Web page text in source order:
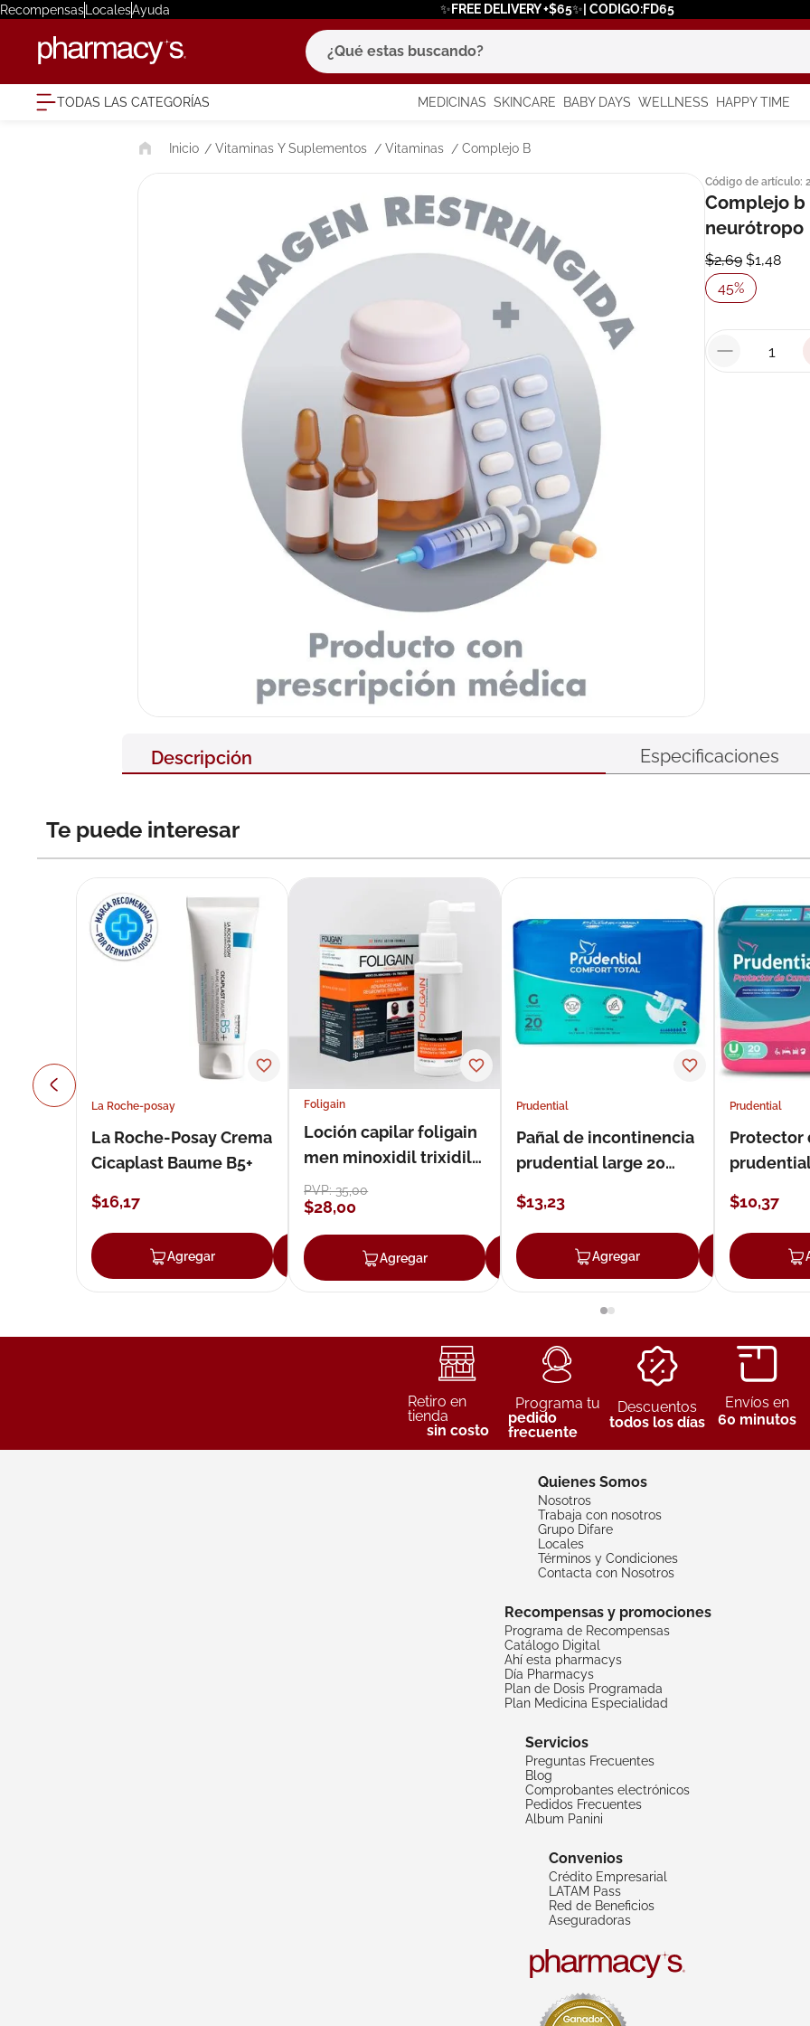
RecompensasLocalesAyuda ✨FREE DELIVERY +$65✨| CODIGO:FD65
¿Qué estas buscando?
TODAS LAS CATEGORÍAS MEDICINAS SKINCARE BABY DAYS WELLNESS HAPPY TIME
Vitaminas Y Suplementos Vitaminas Complejo B
Código de artículo:
Complejo
neurótropo
$2,69 $1,48
45%
Descripción Especificaciones
Te puede interesar
La Roche-posay
La Roche-Posay Crema
Cicaplast Baume B5+
$16,17
Agregar Agregar
Foligain
Loción capilar foligain
men minoxidil trixidil
loción 59 ml
PVP:35,00
$28,00
Agregar Agregar
Prudential
Pañal de incontinencia
prudential large 20
$13,23
Agregar
Prudential
Protector
$10,37
Retiro en
tienda
sin costo
Programa tu
pedido
frecuente
Descuentos
todos los días
Envíos en
60 minutos
Quienes Somos
Nosotros
Trabaja con nosotros
Grupo Difare
Locales
Términos y Condiciones
Contacta con Nosotros
Recompensas y promociones
Programa de Recompensas
Catálogo Digital
Ahí esta pharmacys
Día Pharmacys
Plan de Dosis Programada
Plan Medicina Especialidad
Servicios
Preguntas Frecuentes
Blog
Comprobantes electrónicos
Pedidos Frecuentes
Album Panini
Convenios
Crédito Empresarial
LATAM Pass
Red de Beneficios
Aseguradoras
términos más buscados
1. eucerin
3. pilexil
7.
. roche posay
9. pañales
10 nivea